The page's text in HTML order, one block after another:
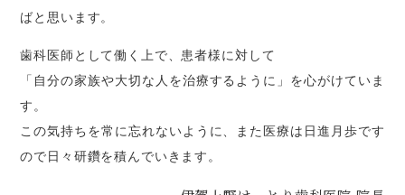
ばと思います。
歯科医師として働く上で、患者様に対して
「自分の家族や大切な人を治療するように」を心がけていま
す。
この気持ちを常に忘れないように、また医療は日進月歩です
ので日々研鑽を積んでいきます。